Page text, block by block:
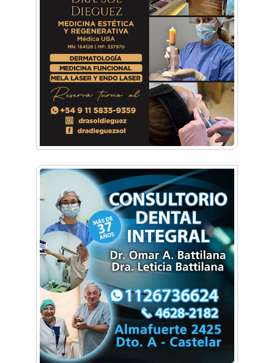
Dr. Omar Battilana: casi cuatro décadas de
odontología en Castelar con una premisa que
no cambió
Emiliano Brancciari inauguró "El Banquito de
Norita", el nuevo ciclo cultural de la Casa
Museo Nora Cortiñas
No funcionará el Ferrocarril Sarmiento por
cuatro días
¡Sí, prometo! Miles de estudiantes de Morón
prometieron lealtad a la bandera
Empresas, emprendedores y cultura se
reunieron en Expo Morón Se Muestra
Empezá a estudiar en agosto: la Universidad
de Morón abrió las inscripciones para el
segundo cuatrimestre